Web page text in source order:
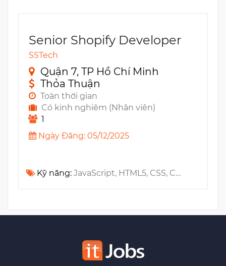
Senior Shopify Developer
SSTech
Quận 7, TP Hồ Chí Minh
Thỏa Thuận
Toàn thời gian
Có kinh nghiêm (Nhân viên)
1
Ngày Đăng: 05/12/2025
Kỹ năng: JavaScript, HTML5, CSS, CSS3, REST, API, TypeScript, Middleware, Shopify, Ecommerce, GraphQL, Liquid, Webhook